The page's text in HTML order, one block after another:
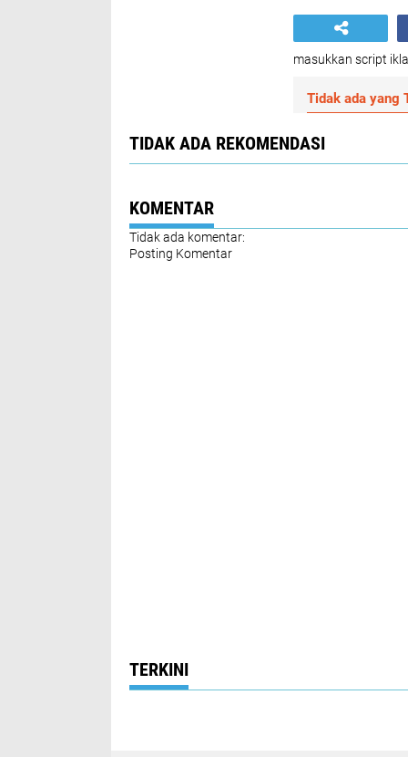
masukkan script
Tidak ada yang
TIDAK ADA REKOMENDASI
KOMENTAR
Tidak ada komentar:
Posting Komentar
TERKINI